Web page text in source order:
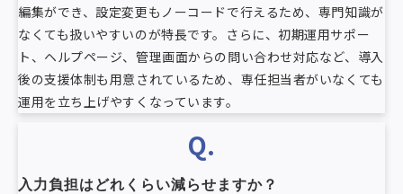
編集ができ、設定変更もノーコードで行えるため、専門知識が
なくても扱いやすいのが特長です。さらに、初期運用サポー
ト、ヘルプページ、管理画面からの問い合わせ対応など、導入
後の支援体制も用意されているため、専任担当者がいなくても
運用を立ち上げやすくなっています。
Q.
入力負担はどれくらい減らせますか？